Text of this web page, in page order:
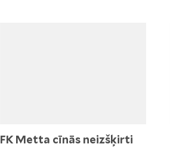
FK Metta cīnās neizšķirti